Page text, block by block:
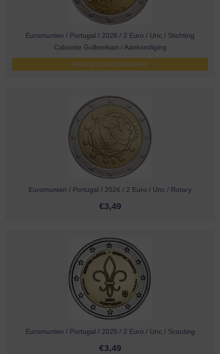
Euromunten / Portugal / 2026 / 2 Euro / Unc / Stichting
Calouste Gulbenkian / Aankondiging
Melding bij beschikbaarheid
Euromunten / Portugal / 2026 / 2 Euro / Unc / Rotary
€3,49
Euromunten / Portugal / 2025 / 2 Euro / Unc / Scouting
€3,49